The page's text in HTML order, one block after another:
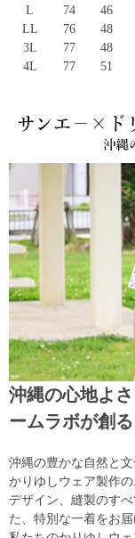
L
74 46
LL
76 48
3L
77 48
4L
77 51
沖縄の心地よ
ームラボが創
沖縄の豊かな自然と
かりゆしウェア製作
デザイン、縫製のす
た、特別な一着をお届